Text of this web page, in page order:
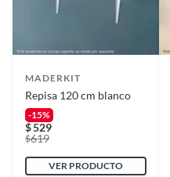
MADERKIT
Repisa 120 cm blanco
-15%
$529
$619
VER PRODUCTO